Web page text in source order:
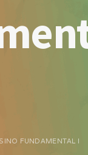
FUNDAMENTAL I